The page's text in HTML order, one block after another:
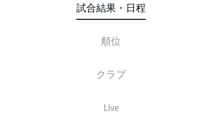
試合結果・日程
順位
クラブ
Live
スターティングメンバー